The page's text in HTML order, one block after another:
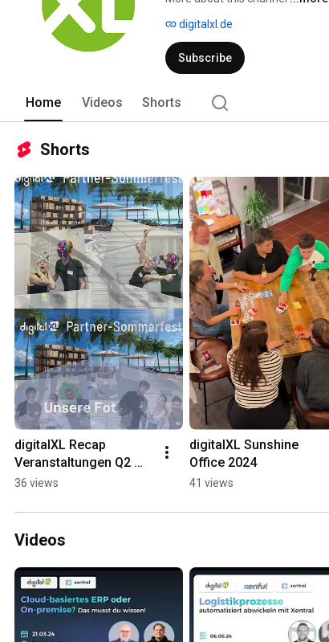
digitalxl.de
Subscribe
Home Videos Shorts
Shorts
digitalXL Recap
Veranstaltungen Q2
2025
36 views
digitalXL Sunshine
Office 2024
41 views
Videos